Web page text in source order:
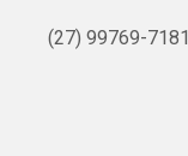
(27) 99769-7181